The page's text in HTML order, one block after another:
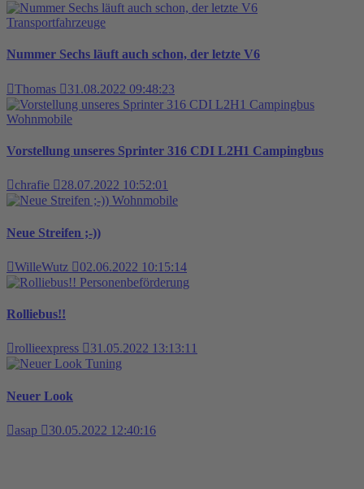
Transportfahrzeuge
Nummer Sechs läuft auch schon, der letzte V6
Thomas 31.08.2022 09:48:23
Wohnmobile
Vorstellung unseres Sprinter 316 CDI L2H1 Campingbus
chrafie
28.07.2022 10:52:01
Wohnmobile
Neue Streifen ;-))
WilleWutz
02.06.2022 10:15:14
Personenbeförderung
Rolliebus!!
rollieexpress
31.05.2022 13:13:11
Tuning
Neuer Look
asap 30.05.2022 12:40:16